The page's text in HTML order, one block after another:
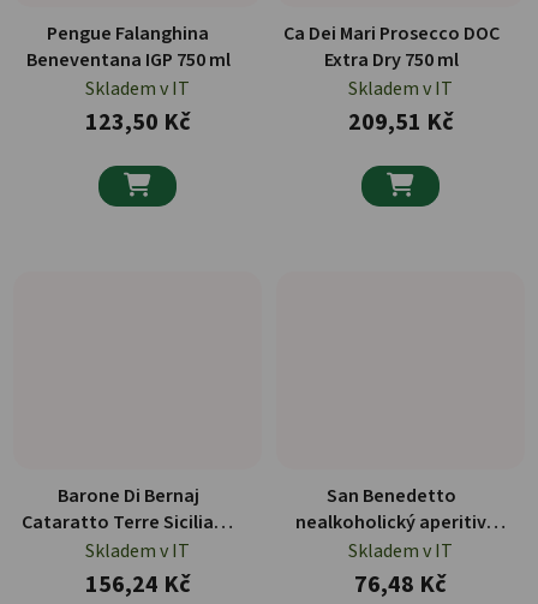
Pengue Falanghina
Beneventana IGP 750 ml
Skladem v IT
123,50 Kč

Ca Dei Mari Prosecco DOC
Extra Dry 750 ml
Skladem v IT
209,51 Kč

Barone Di Bernaj
Cataratto Terre Siciliane
IGT 750 ml
Skladem v IT
156,24 Kč
San Benedetto
nealkoholický aperitiv
Bitter Rosso 6x 100 ml
Skladem v IT
76,48 Kč